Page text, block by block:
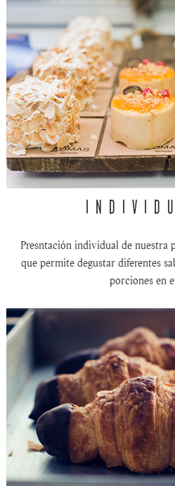
Presntación individual de nuestra
que permite degustar diferentes
porciones en